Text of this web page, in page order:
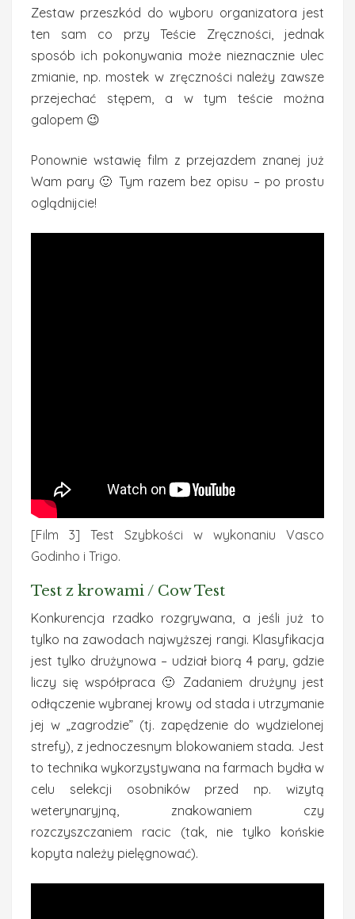
Zestaw przeszkód do wyboru organizatora jest
ten sam co przy Teście Zręczności, jednak
sposób ich pokonywania może nieznacznie ulec
zmianie, np. mostek w zręczności należy zawsze
przejechać stępem, a w tym teście można
galopem 😉
Ponownie wstawię film z przejazdem znanej już
Wam pary 🙂 Tym razem bez opisu – po prostu
oglądnijcie!
[Film 3] Test Szybkości w wykonaniu Vasco
Godinho i Trigo.
Test z krowami / Cow Test
Konkurencja rzadko rozgrywana, a jeśli już to
tylko na zawodach najwyższej rangi. Klasyfikacja
jest tylko drużynowa – udział biorą 4 pary, gdzie
liczy się współpraca 🙂 Zadaniem drużyny jest
odłączenie wybranej krowy od stada i utrzymanie
jej w „zagrodzie” (tj. zapędzenie do wydzielonej
strefy), z jednoczesnym blokowaniem stada. Jest
to technika wykorzystywana na farmach bydła w
celu selekcji osobników przed np. wizytą
weterynaryjną, znakowaniem czy
rozczyszczaniem racic (tak, nie tylko końskie
kopyta należy pielęgnować).